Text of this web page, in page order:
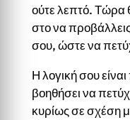
ούτε λεπτό. Τώρα
στο να προβάλλεις
σου, ώστε να
Η λογική σου
βοηθήσει να
κυρίως σε σχέση